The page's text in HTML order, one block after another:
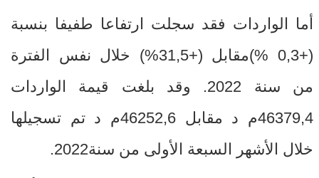
أما الواردات فقد سجلت ارتفاعا طفيفا بنسبة
(+0,3
(%مقابل (+31,5 %) خلال نفس الفترة
من سنة 2022. وقد بلغت قيمة الواردات
46379,4م د مقابل 46252,6م د تم تسجيلها
خلال الأشهر السبعة الأولى من سنة2022.